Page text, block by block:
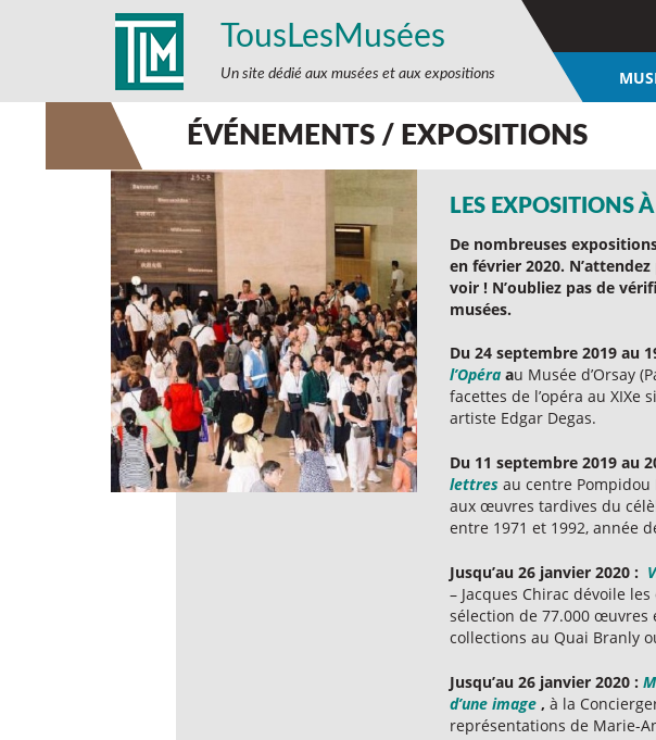
TousLesMusées
Un site dédié aux musées et aux expositions
ÉVÉNEMENTS / EXPOSITIONS
LES EXPOSITIONS
De nombreuses
en février 2020.
voir ! N’oubliez pas de
musées.
Du 24 septembre 2019 au
l’Opéra au Musée d’Orsay
facettes de l’opéra au XIXe
artiste Edgar Degas.
Du 11 septembre 2019 au
lettres au centre Pompidou
aux œuvres tardives du
entre 1971 et 1992, année
Jusqu’au 26 janvier 2020 :
– Jacques Chirac dévoile
sélection de 77.000 œuvres
collections au Quai Branly
Jusqu’au 26 janvier 2020 :
d’une image , à la
représentations de Marie-